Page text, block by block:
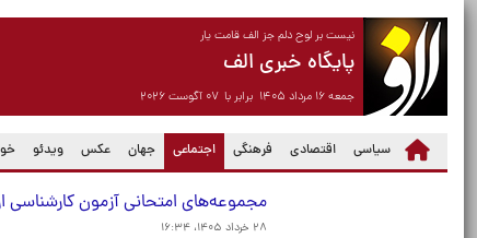
نیست بر لوح دلم جز الف قامت یار
پایگاه خبری الف
جمعه ۱۶ مرداد ۱۴۰۵ برابر با ۰۷ آگوست ۲۰۲۶
سیاسی اقتصادی فرهنگی اجتماعی
(current) جهان عکس ویدئو
مجموعه‌های امتحانی آزمون کارشناسی ‌ارشد سال
۲۸ خرداد ۱۴۰۵، ۱۶:۳۴